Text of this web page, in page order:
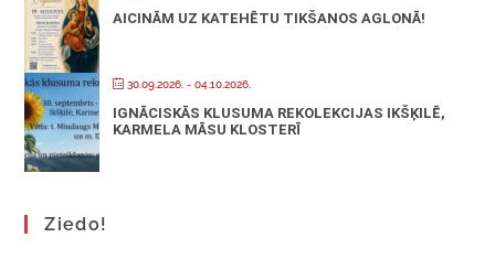
AICINĀM UZ KATEHĒTU TIKŠANOS AGLONĀ!
30.09.2026. - 04.10.2026.
IGNĀCISKĀS KLUSUMA REKOLEKCIJAS IKŠĶILĒ,
KARMELA MĀSU KLOSTERĪ
Ziedo!